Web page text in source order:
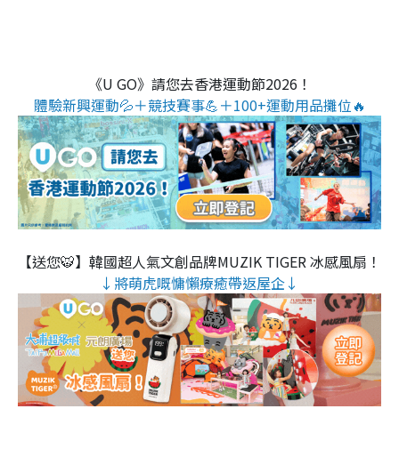
《U GO》請您去香港運動節2026！
體驗新興運動💦＋競技賽事💪＋100+運動用品攤位🔥
【送您🐯】韓國超人氣文創品牌MUZIK TIGER 冰感風扇！
↓將萌虎嘅慵懶療癒帶返屋企↓